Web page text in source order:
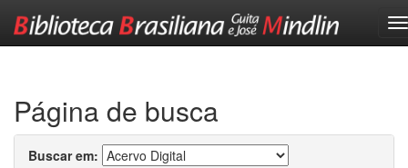
Página de busca
Buscar em: